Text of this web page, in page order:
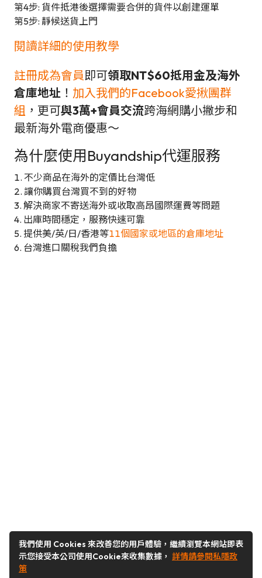
第4步: 貨件抵港後選擇需要合併的貨件以創建運單
第5步: 靜候送貨上門
閱讀詳細的使用教學
註冊成為會員即可領取NT$60抵用金及海外
倉庫地址 ！ 加入我們的Facebook愛揪團群
組 ，更可與3萬+會員交流跨海網購小撇步和
最新海外電商優惠～
為什麼使用Buyandship代運服務
1. 不少商品在海外的定價比台灣低
2. 讓你購買台灣買不到的好物
3. 解決商家不寄送海外或收取高昂國際運費等問題
4. 出庫時間穩定，服務快速可靠
5. 提供美/英/日/香港等11個國家或地區的倉庫地址
6. 台灣進口關稅我們負擔
我們使用 Cookies 來改善您的用戶體驗，繼續瀏覽本網站即表
示您接受本公司使用Cookie來收集數據， 詳情請參閱私隱政
策